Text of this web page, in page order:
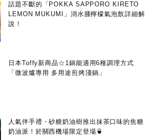
話題不斷的「POKKA SAPPORO KIRETO
LEMON MUKUMI」消水腫檸檬氣泡飲詳細解
說！
日本Toffy新商品☆1鍋能適用6種調理方式
「微波爐專用 多用途煎烤淺鍋」
人氣伴手禮・砂糖奶油樹推出抹茶口味的焦糖
奶油派！於關西機場限定登場🍵